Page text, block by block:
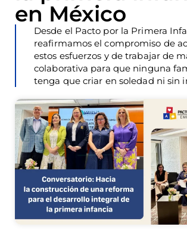
en México
Desde el Pacto por la Primera
reafirmamos el compromiso de
estos esfuerzos y de trabajar de
colaborativa para que ninguna
tenga que criar en soledad ni sin